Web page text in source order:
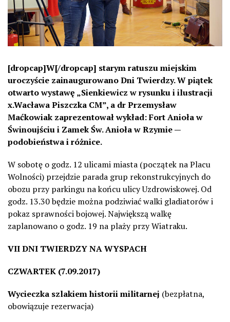
[dropcap]W[/dropcap] starym ratuszu miejskim
uroczyście zainaugurowano Dni Twierdzy. W piątek
otwarto wystawę „Sienkiewicz w rysunku i ilustracji
x.Wacława Piszczka CM”, a dr Przemysław
Maćkowiak zaprezentował wykład: Fort Anioła w
Świnoujściu i Zamek Św. Anioła w Rzymie —
podobieństwa i różnice.
W sobotę o godz. 12 ulicami miasta (początek na Placu
Wolności) przejdzie parada grup rekonstrukcyjnych do
obozu przy parkingu na końcu ulicy Uzdrowiskowej. Od
godz. 13.30 będzie można podziwiać walki gladiatorów i
pokaz sprawności bojowej. Największą walkę
zaplanowano o godz. 19 na plaży przy Wiatraku.
VII DNI TWIERDZY NA WYSPACH
CZWARTEK (7.09.2017)
Wycieczka szlakiem historii militarnej (bezpłatna,
obowiązuje rezerwacja)